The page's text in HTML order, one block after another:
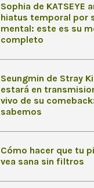
Sophia de KATSEYE
hiatus temporal por
mental: este es su
completo
Seungmin de Stray
estará en
vivo de su
sabemos
Cómo hacer que tu
vea sana sin filtros